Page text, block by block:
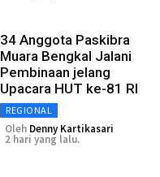
34 Anggota Paskibra
Muara Bengkal Jalani
Pembinaan jelang
Upacara HUT ke-81 RI
REGIONAL
Oleh Denny Kartikasari
2 hari yang lalu.